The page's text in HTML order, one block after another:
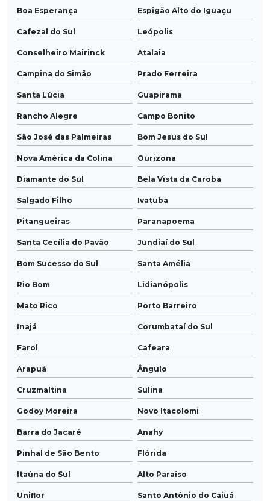
Boa Esperança Espigão Alto do Iguaçu
Cafezal do Sul Leópolis
Conselheiro Mairinck Atalaia
Campina do Simão Prado Ferreira
Santa Lúcia Guapirama
Rancho Alegre Campo Bonito
São José das Palmeiras Bom Jesus do Sul
Nova América da Colina Ourizona
Diamante do Sul Bela Vista da Caroba
Salgado Filho Ivatuba
Pitangueiras Paranapoema
Santa Cecília do Pavão Jundiaí do Sul
Bom Sucesso do Sul Santa Amélia
Rio Bom Lidianópolis
Mato Rico Porto Barreiro
Inajá Corumbataí do Sul
Farol Cafeara
Arapuã Ângulo
Cruzmaltina Sulina
Godoy Moreira Novo Itacolomi
Barra do Jacaré Anahy
Pinhal de São Bento Flórida
Itaúna do Sul Alto Paraíso
Uniflor Santo Antônio do Caiuá